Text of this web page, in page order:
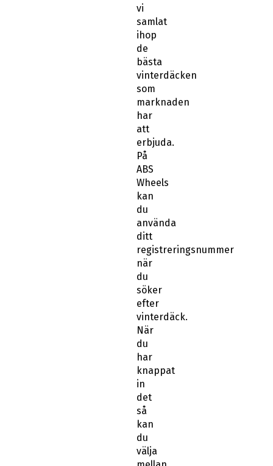
vi
samlat
ihop
de
bästa
vinterdäcken
som
marknaden
har
att
erbjuda.
På
ABS
Wheels
kan
du
använda
ditt
registreringsnummer
när
du
söker
efter
vinterdäck.
När
du
har
knappat
in
det
så
kan
du
välja